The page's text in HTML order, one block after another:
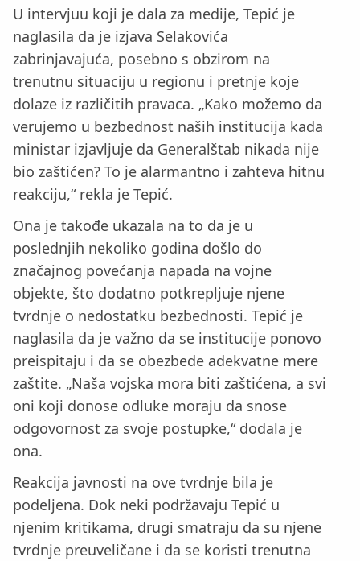
U intervjuu koji je dala za medije, Tepić je
naglasila da je izjava Selakovića
zabrinjavajuća, posebno s obzirom na
trenutnu situaciju u regionu i pretnje koje
dolaze iz različitih pravaca. „Kako možemo da
verujemo u bezbednost naših institucija kada
ministar izjavljuje da Generalštab nikada nije
bio zaštićen? To je alarmantno i zahteva hitnu
reakciju,“ rekla je Tepić.
Ona je takođe ukazala na to da je u
poslednjih nekoliko godina došlo do
značajnog povećanja napada na vojne
objekte, što dodatno potkrepljuje njene
tvrdnje o nedostatku bezbednosti. Tepić je
naglasila da je važno da se institucije ponovo
preispitaju i da se obezbede adekvatne mere
zaštite. „Naša vojska mora biti zaštićena, a svi
oni koji donose odluke moraju da snose
odgovornost za svoje postupke,“ dodala je
ona.
Reakcija javnosti na ove tvrdnje bila je
podeljena. Dok neki podržavaju Tepić u
njenim kritikama, drugi smatraju da su njene
tvrdnje preuveličane i da se koristi trenutna